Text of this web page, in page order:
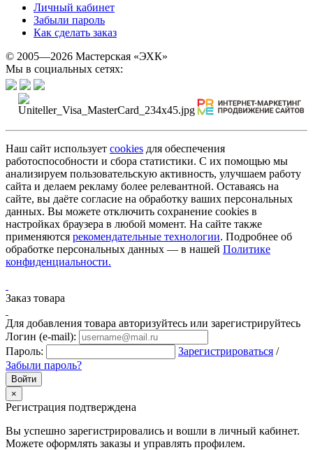
Личный кабинет
Забыли пароль
Как сделать заказ
© 2005—2026 Мастерская «ЭХК»
Мы в социальных сетях:
Наш сайт использует cookies для обеспечения
работоспособности и сбора статистики. С их помощью мы
анализируем пользовательскую активность, улучшаем работу
сайта и делаем рекламу более релевантной. Оставаясь на
сайте, вы даёте согласие на обработку ваших персональных
данных. Вы можете отключить сохранение cookies в
настройках браузера в любой момент. На сайте также
применяются рекомендательные технологии. Подробнее об
обработке персональных данных — в нашей Политике
конфиденциальности.
Заказ товара
Для добавления товара авторизуйтесь или зарегистрируйтесь
Логин (e-mail):
Пароль:
Зарегистрироваться /
Забыли пароль?
×
Регистрация подтверждена
Вы успешно зарегистрировались и вошли в личный кабинет.
Можете оформлять заказы и управлять профилем.